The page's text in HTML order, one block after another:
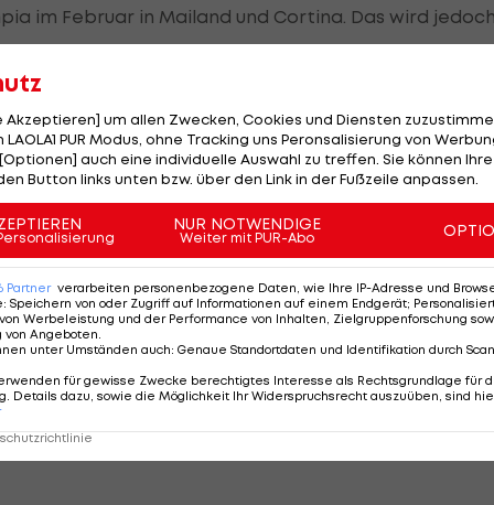
im Februar in Mailand und Cortina. Das wird
Rosa Quario, einst selbst eine erfolgreiche
verlieren könnte"
Sie hat alles gewonnen, es ist in Ordnung", so
könnte", offenbarte Quario. "Ich habe mir die Bilder
Es war schrecklich, ich schaue sie mir nicht mehr
selbst Skifahren und verfolgte die
sie dann von ihrem Sohn und Trainer ihrer Tochter
Akzeptieren] um allen Zwecken, Cookies und Diensten
PUR Modus, ohne Tracking uns Peronsalisierung von
auch eine individuelle Auswahl zu treffen. Sie können
Button links unten bzw. über den Link in der Fußzeile anpassen.
NUR NOTWENDIGE
Weiter mit PUR-Abo
Partner verarbeiten personenbezogene Daten, wie Ihre IP-Adresse und
: Speichern von oder Zugriff auf Informationen auf einem Endgerät;
Werbeleistung und der Performance von Inhalten, Zielgruppenforschung
von Angeboten
unter Umständen auch: Genaue Standortdaten und Identifikation durch
für gewisse Zwecke berechtigtes Interesse als Rechtsgrundlage für
Details dazu, sowie die Möglichkeit Ihr Widerspruchsrecht auszuüben, sind